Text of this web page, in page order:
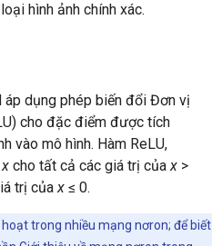
hình ảnh chính xác.
áp dụng phép biến đổi Đơn vị
cho đặc điểm được tích
vào mô hình. Hàm ReLU,
x cho tất cả các giá trị củax >
trị củax ≤ 0.
trong nhiều mạng nơron; để biết